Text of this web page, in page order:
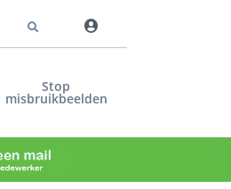
Stop
misbruikbeelden